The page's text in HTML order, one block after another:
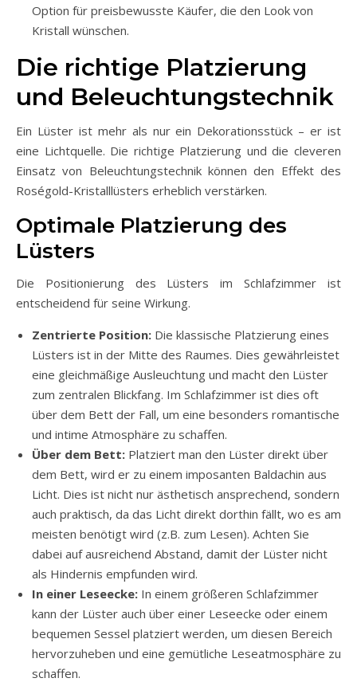
Option für preisbewusste Käufer, die den Look von
Kristall wünschen.
Die richtige Platzierung
und Beleuchtungstechnik
Ein Lüster ist mehr als nur ein Dekorationsstück – er ist
eine Lichtquelle. Die richtige Platzierung und die cleveren
Einsatz von Beleuchtungstechnik können den Effekt des
Roségold-Kristalllüsters erheblich verstärken.
Optimale Platzierung des
Lüsters
Die Positionierung des Lüsters im Schlafzimmer ist
entscheidend für seine Wirkung.
Zentrierte Position: Die klassische Platzierung eines
Lüsters ist in der Mitte des Raumes. Dies gewährleistet
eine gleichmäßige Ausleuchtung und macht den Lüster
zum zentralen Blickfang. Im Schlafzimmer ist dies oft
über dem Bett der Fall, um eine besonders romantische
und intime Atmosphäre zu schaffen.
Über dem Bett: Platziert man den Lüster direkt über
dem Bett, wird er zu einem imposanten Baldachin aus
Licht. Dies ist nicht nur ästhetisch ansprechend, sondern
auch praktisch, da das Licht direkt dorthin fällt, wo es am
meisten benötigt wird (z.B. zum Lesen). Achten Sie
dabei auf ausreichend Abstand, damit der Lüster nicht
als Hindernis empfunden wird.
In einer Leseecke: In einem größeren Schlafzimmer
kann der Lüster auch über einer Leseecke oder einem
bequemen Sessel platziert werden, um diesen Bereich
hervorzuheben und eine gemütliche Leseatmosphäre zu
schaffen.